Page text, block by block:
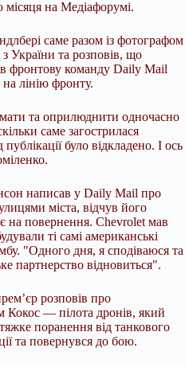
місяця на Медіафорумі.
саме разом із фотографом
України та розповів, що
фронтову команду Daily Mail
на лінію фронту.
та оприлюднити одночасно
саме загострилася
було відкладено. І ось
написав у Daily Mail про
міста, відчув його
на повернення. Chevrolet мав
ті самі американські
"Одного дня, я сподіваюся та
партнерство відновиться".
розповів про
Кокос — пілота дронів, який
поранення від танкового
та повернувся до бою.